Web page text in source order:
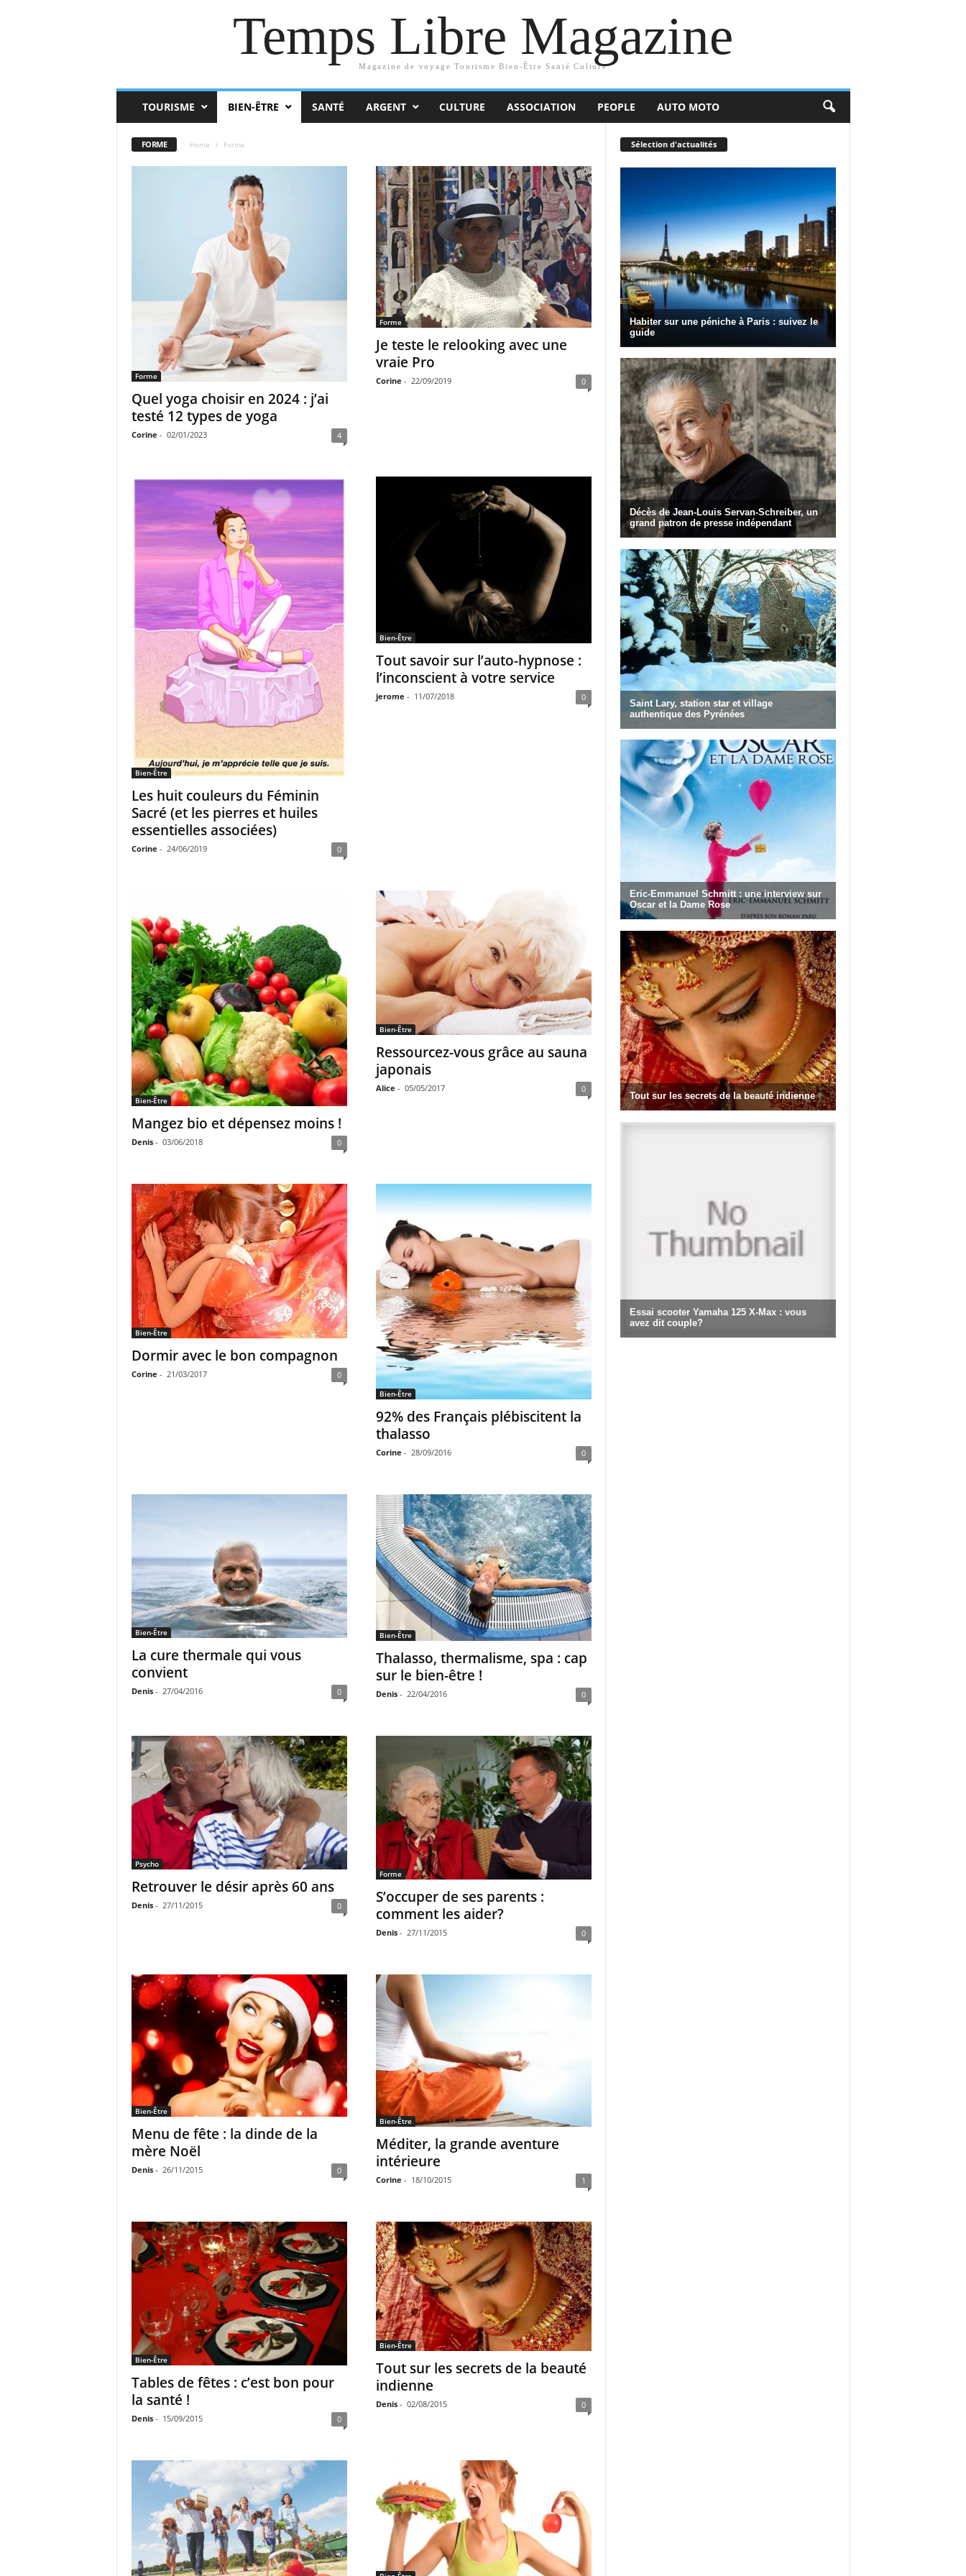
Temps Libre Magazine
Magazine de voyage Tourisme Bien-Être Santé Culture
TOURISME BIEN-ÊTRE SANTÉ ARGENT CULTURE ASSOCIATION PEOPLE AUTO MOTO
FORME Home Forme
Forme
Quel yoga choisir en 2024 : j’ai
testé 12 types de yoga
Corine - 02/01/2023 4
Forme
Je teste le relooking avec une
vraie Pro
Corine - 22/09/2019 0
Bien-Être
Les huit couleurs du Féminin
Sacré (et les pierres et huiles
essentielles associées)
Corine - 24/06/2019 0
Bien-Être
Tout savoir sur l’auto-hypnose :
l’inconscient à votre service
jerome - 11/07/2018 0
Bien-Être
Mangez bio et dépensez moins !
Denis - 03/06/2018 0
Bien-Être
Ressourcez-vous grâce au sauna
japonais
Alice - 05/05/2017 0
Bien-Être
Dormir avec le bon compagnon
Corine - 21/03/2017 0
Bien-Être
92% des Français plébiscitent la
thalasso
Corine - 28/09/2016 0
Bien-Être
La cure thermale qui vous
convient
Denis - 27/04/2016 0
Bien-Être
Thalasso, thermalisme, spa : cap
sur le bien-être !
Denis - 22/04/2016 0
Psycho
Retrouver le désir après 60 ans
Denis - 27/11/2015 0
Forme
S’occuper de ses parents :
comment les aider?
Denis - 27/11/2015 0
Bien-Être
Menu de fête : la dinde de la
mère Noël
Denis - 26/11/2015 0
Bien-Être
Méditer, la grande aventure
intérieure
Corine - 18/10/2015 1
Bien-Être
Tables de fêtes : c’est bon pour
la santé !
Denis - 15/09/2015 0
Bien-Être
Tout sur les secrets de la beauté
indienne
Denis - 02/08/2015 0
Sélection d'actualités